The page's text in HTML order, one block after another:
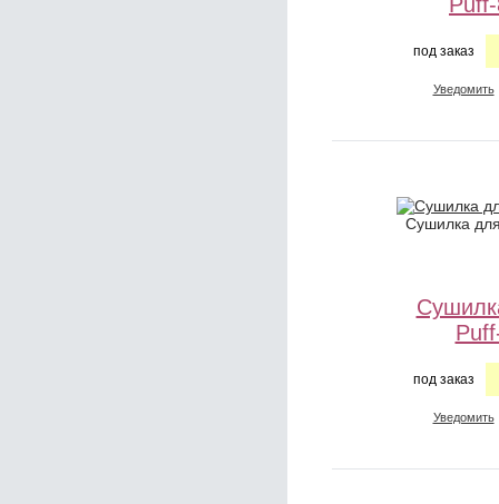
под заказ
Уведомить
Сушилка
под заказ
Уведомить